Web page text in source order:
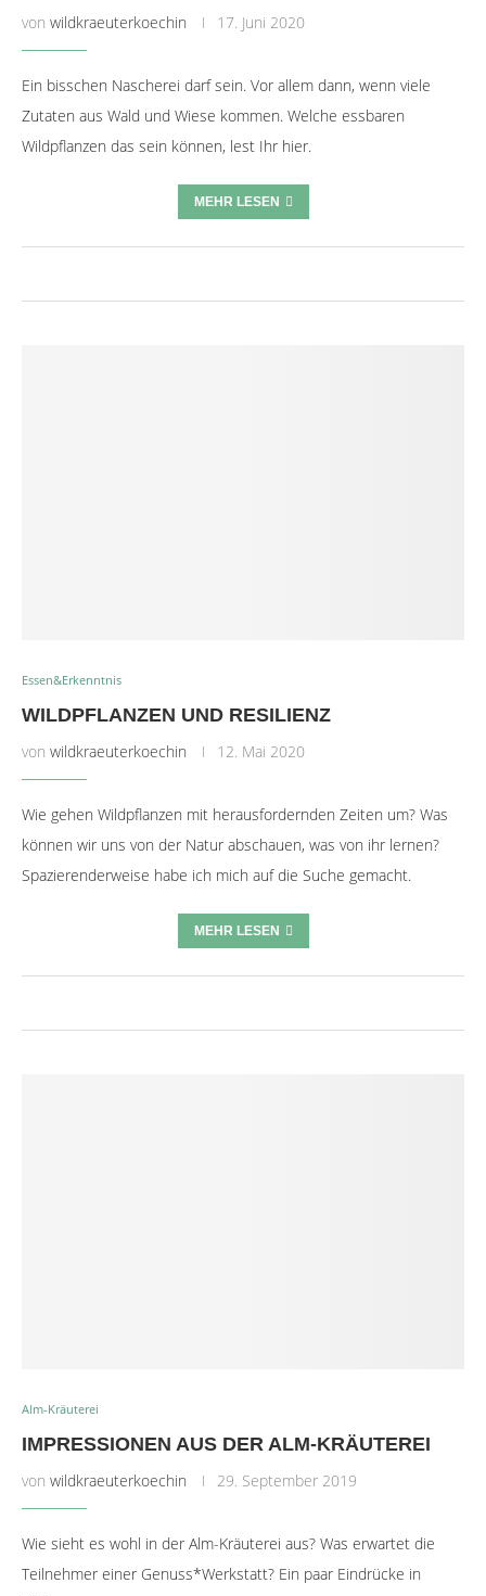
von wildkraeuterkoechin 17. Juni 2020
Ein bisschen Nascherei darf sein. Vor allem dann, wenn viele
Zutaten aus Wald und Wiese kommen. Welche essbaren
Wildpflanzen das sein können, lest Ihr hier.
MEHR LESEN
Essen&Erkenntnis
WILDPFLANZEN UND RESILIENZ
von wildkraeuterkoechin 12. Mai 2020
Wie gehen Wildpflanzen mit herausfordernden Zeiten um? Was
können wir uns von der Natur abschauen, was von ihr lernen?
Spazierenderweise habe ich mich auf die Suche gemacht.
MEHR LESEN
Alm-Kräuterei
IMPRESSIONEN AUS DER ALM-KRÄUTEREI
von wildkraeuterkoechin 29. September 2019
Wie sieht es wohl in der Alm-Kräuterei aus? Was erwartet die
Teilnehmer einer Genuss*Werkstatt? Ein paar Eindrücke in